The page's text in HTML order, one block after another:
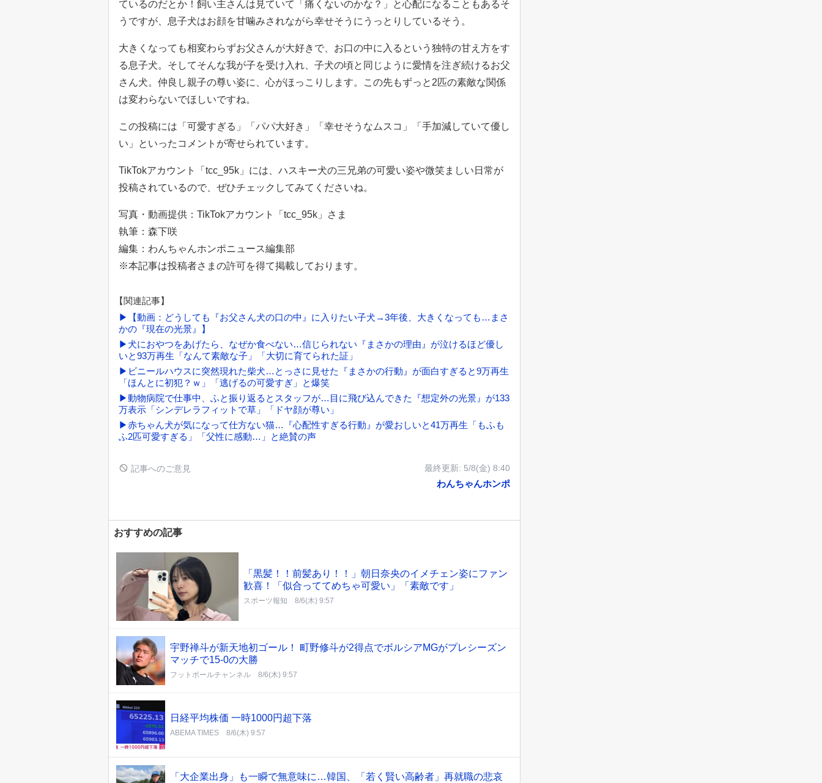
ているのだとか！飼い主さんは見ていて「痛くないのかな？」と心配になることもあるそ
うですが、息子犬はお顔を甘噛みされながら幸せそうにうっとりしているそう。
大きくなっても相変わらずお父さんが大好きで、お口の中に入るという独特の甘え方をす
る息子犬。そしてそんな我が子を受け入れ、子犬の頃と同じように愛情を注ぎ続けるお父
さん犬。仲良し親子の尊い姿に、心がほっこりします。この先もずっと2匹の素敵な関係
は変わらないでほしいですね。
この投稿には「可愛すぎる」「パパ大好き」「幸せそうなムスコ」「手加減していて優し
い」といったコメントが寄せられています。
TikTokアカウント「tcc_95k」には、ハスキー犬の三兄弟の可愛い姿や微笑ましい日常が
投稿されているので、ぜひチェックしてみてくださいね。
写真・動画提供：TikTokアカウント「tcc_95k」さま
執筆：森下咲
編集：わんちゃんホンポニュース編集部
※本記事は投稿者さまの許可を得て掲載しております。
【関連記事】
▶【動画：どうしても『お父さん犬の口の中』に入りたい子犬→3年後、大きくなっても…まさ
かの『現在の光景』】
▶犬におやつをあげたら、なぜか食べない…信じられない『まさかの理由』が泣けるほど優し
いと93万再生「なんて素敵な子」「大切に育てられた証」
▶ビニールハウスに突然現れた柴犬…とっさに見せた『まさかの行動』が面白すぎると9万再生
「ほんとに初犯？ｗ」「逃げるの可愛すぎ」と爆笑
▶動物病院で仕事中、ふと振り返るとスタッフが…目に飛び込んできた『想定外の光景』が133
万表示「シンデレラフィットで草」「ドヤ顔が尊い」
▶赤ちゃん犬が気になって仕方ない猫…『心配性すぎる行動』が愛おしいと41万再生「もふも
ふ2匹可愛すぎる」「父性に感動…」と絶賛の声
記事へのご意見 最終更新: 5/8(金) 8:40
わんちゃんホンポ
おすすめの記事
「黒髪！！前髪あり！！」朝日奈央のイメチェン姿にファン
歓喜！「似合っててめちゃ可愛い」「素敵です」
スポーツ報知 8/6(木) 9:57
宇野禅斗が新天地初ゴール！ 町野修斗が2得点でボルシアMGがプレシーズン
マッチで15-0の大勝
フットボールチャンネル 8/6(木) 9:57
日経平均株価 一時1000円超下落
ABEMA TIMES 8/6(木) 9:57
「大企業出身」も一瞬で無意味に…韓国、「若く賢い高齢者」再就職の悲哀